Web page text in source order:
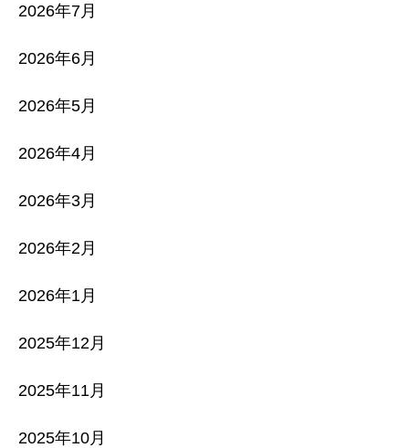
2026年7月
2026年6月
2026年5月
2026年4月
2026年3月
2026年2月
2026年1月
2025年12月
2025年11月
2025年10月